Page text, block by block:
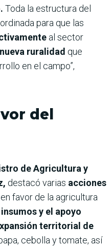
Toda la estructura del
para que las
al sector
ruralidad que
en el campo”,
del
de Agricultura y
destacó varias acciones
favor de la agricultura
y el apoyo
territorial de
cebolla y tomate, así